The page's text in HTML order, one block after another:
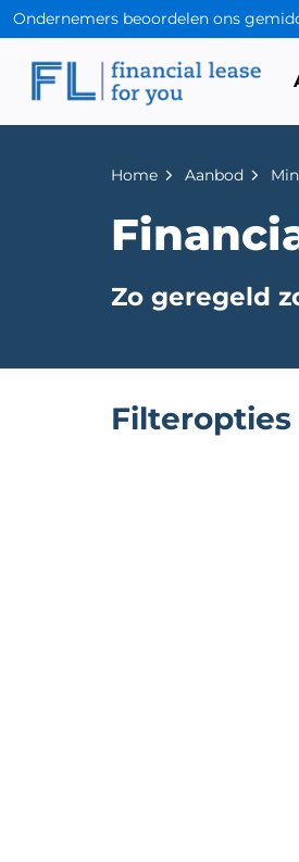
Ondernemers beoordelen ons
Home Aanbod
Zo geregeld
Filteropties